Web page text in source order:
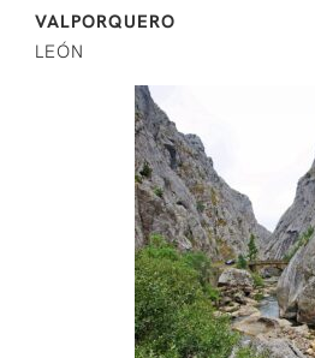
VALPORQUERO
LEÓN